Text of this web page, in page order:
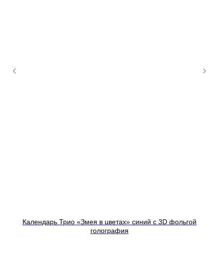
Календарь Трио «Змея в цветах» синий с 3D фольгой
голография